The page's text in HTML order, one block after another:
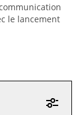
le lancement